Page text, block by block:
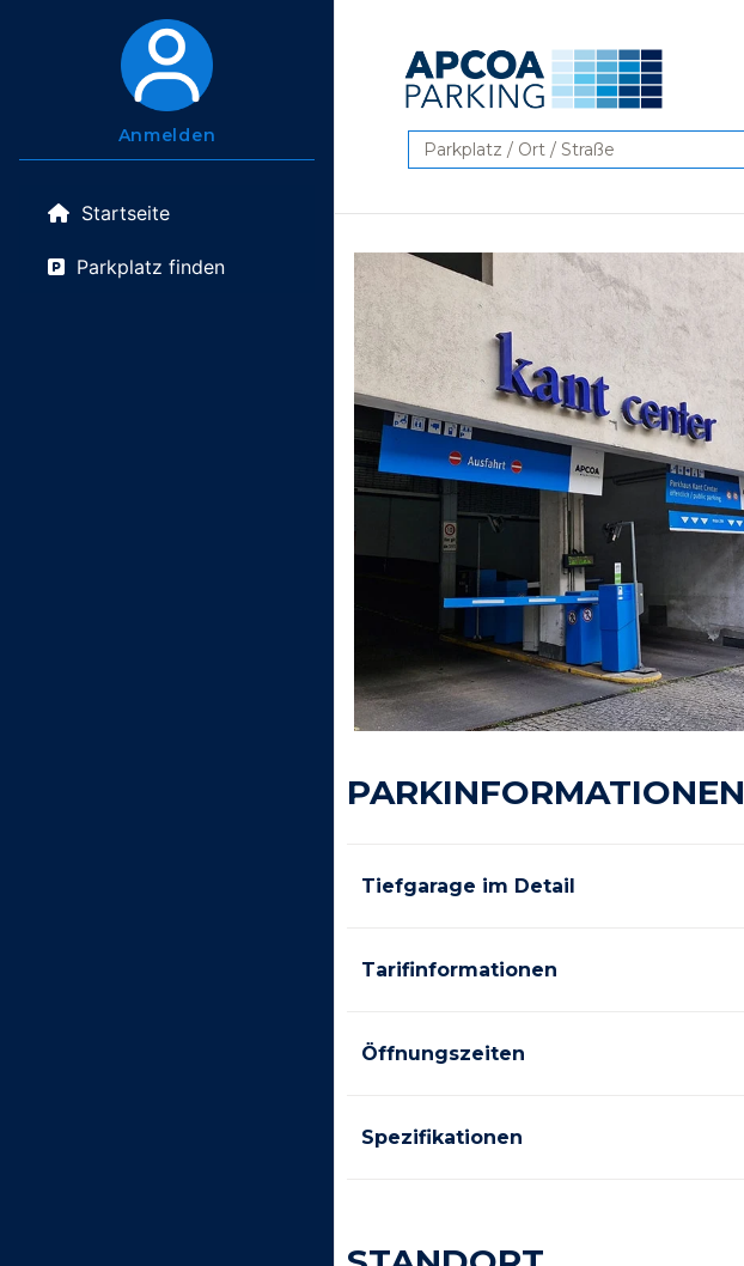
Anmelden
Startseite
Parkplatz finden
Suchen
PARKINFORMATIONEN
Tiefgarage im Detail
Tarifinformationen
Öffnungszeiten
Spezifikationen